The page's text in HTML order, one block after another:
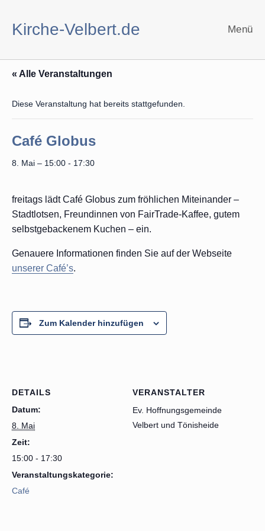
springen
Kirche-Velbert.de Menü
« Alle Veranstaltungen
Diese Veranstaltung hat bereits stattgefunden.
Café Globus
8. Mai – 15:00 - 17:30
freitags lädt Café Globus zum fröhlichen Miteinander –
Stadtlotsen, Freundinnen von FairTrade-Kaffee, gutem
selbstgebackenem Kuchen – ein.
Genauere Informationen finden Sie auf der Webseite
unserer Café’s.
Zum Kalender hinzufügen
DETAILS
Datum:
8. Mai
Zeit:
15:00 - 17:30
Veranstaltungskategorie:
Café
VERANSTALTER
Ev. Hoffnungsgemeinde
Velbert und Tönisheide